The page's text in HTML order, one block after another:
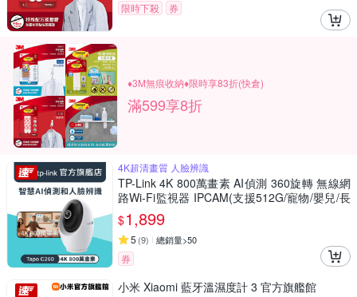
限時下殺 券
♦3M無痕收納♦限時享83折(快倉)
滿599享8折
4K超清畫質 人臉辨識
TP-Link 4K 800萬畫素 AI偵測 360旋轉 無線網
路Wi-Fi監視器 IPCAM(支援512G/寵物/嬰兒/長
輩/Tapo C260)
$1,899
5 (9) 總銷量>50
券
小米 Xiaomi 藍牙溫濕度計 3 官方旗艦館